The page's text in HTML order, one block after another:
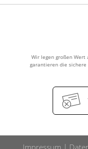
Wir legen großen
garantieren die sichere